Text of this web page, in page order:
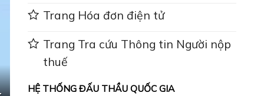
Trang Hóa đơn điện tử
Trang Tra cứu Thông tin Người nộp
thuế
HỆ THỐNG ĐẤU THẦU QUỐC GIA